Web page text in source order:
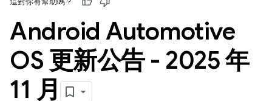
Android Automotive
OS 更新公告 - 2025 年
11 月